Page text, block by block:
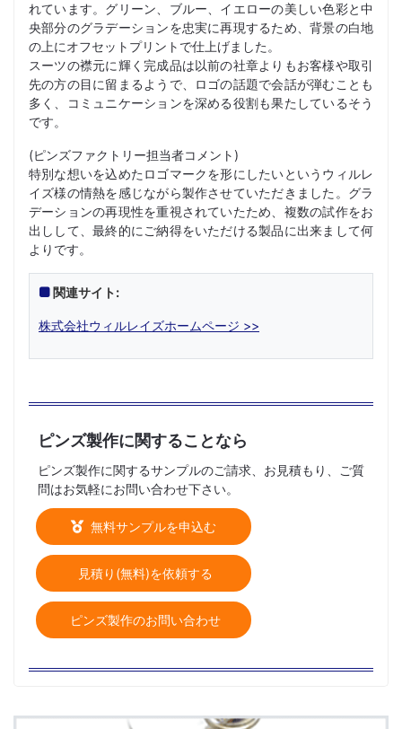
れています。グリーン、ブルー、イエローの美しい色彩と中
央部分のグラデーションを忠実に再現するため、背景の白地
の上にオフセットプリントで仕上げました。
スーツの襟元に輝く完成品は以前の社章よりもお客様や取引
先の方の目に留まるようで、ロゴの話題で会話が弾むことも
多く、コミュニケーションを深める役割も果たしているそう
です。
(ピンズファクトリー担当者コメント)
特別な想いを込めたロゴマークを形にしたいというウィルレ
イズ様の情熱を感じながら製作させていただきました。グラ
デーションの再現性を重視されていたため、複数の試作をお
出しして、最終的にご納得をいただける製品に出来まして何
よりです。
関連サイト:
株式会社ウィルレイズホームページ >>
ピンズ製作に関することなら
ピンズ製作に関するサンプルのご請求、お見積もり、ご質
問はお気軽にお問い合わせ下さい。
無料サンプルを申込む
見積り(無料)を依頼する
ピンズ製作のお問い合わせ